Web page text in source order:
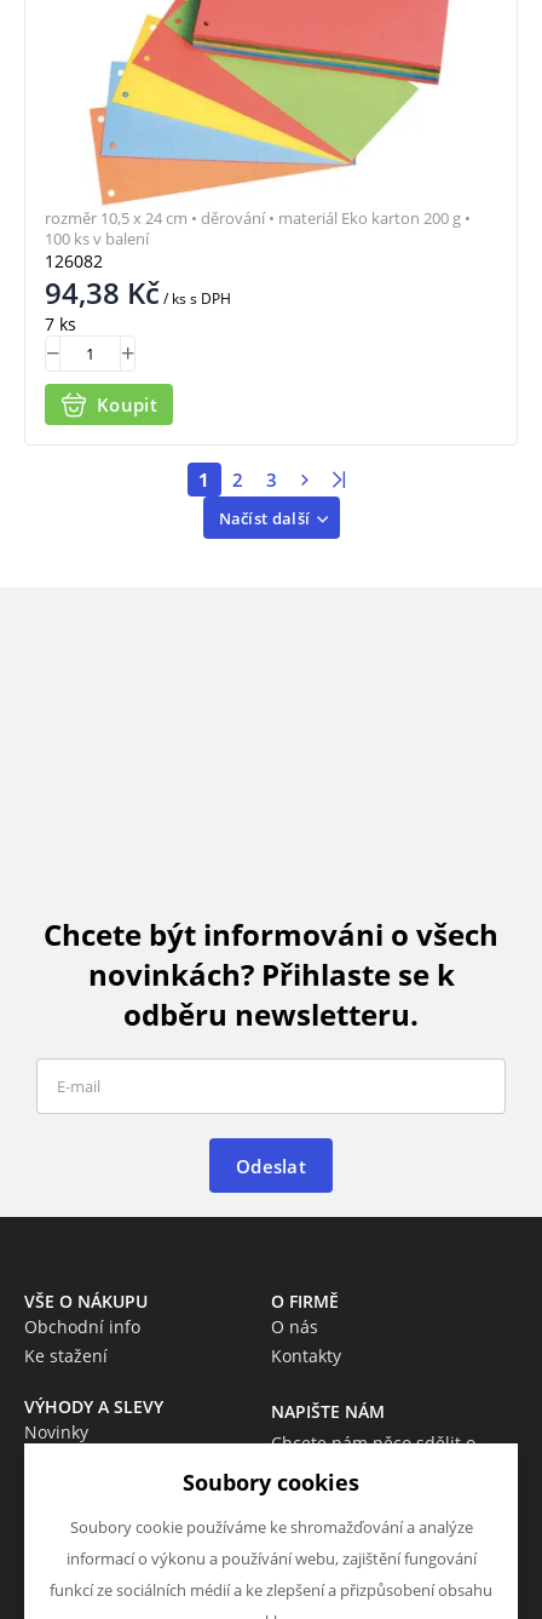
126082
94,38 Kč/ kss DPH
7 ks
Koupit
rozměr 10,5 x 24 cm • děrování • materiál Eko karton 200 g •
100 ks v balení
Načíst další
1 2 3
Chcete být informováni o všech
novinkách? Přihlaste se k
odběru newsletteru.
Odeslat
VŠE O NÁKUPU
Obchodní info
Ke stažení
O FIRMĚ
O nás
Kontakty
VÝHODY A SLEVY
Novinky
NAPIŠTE NÁM
Chcete nám něco sdělit o
našich produktech nebo e-
Chci napsat zprávu
Soubory cookies
Soubory cookie používáme ke shromažďování a analýze
informací o výkonu a používání webu, zajištění fungování
funkcí ze sociálních médií a ke zlepšení a přizpůsobení obsahu